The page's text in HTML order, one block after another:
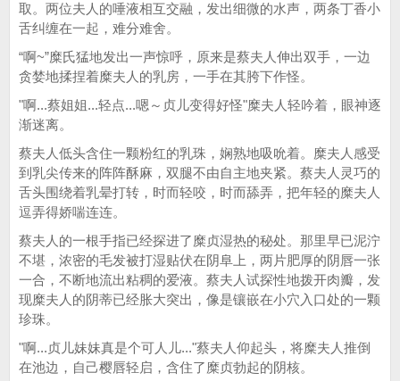
取。两位夫人的唾液相互交融，发出细微的水声，两条丁香小
舌纠缠在一起，难分难舍。
“啊~”糜氏猛地发出一声惊呼，原来是蔡夫人伸出双手，一边
贪婪地揉捏着糜夫人的乳房，一手在其胯下作怪。
"啊...蔡姐姐...轻点...嗯～贞儿变得好怪"糜夫人轻吟着，眼神逐
渐迷离。
蔡夫人低头含住一颗粉红的乳珠，娴熟地吸吮着。糜夫人感受
到乳尖传来的阵阵酥麻，双腿不由自主地夹紧。蔡夫人灵巧的
舌头围绕着乳晕打转，时而轻咬，时而舔弄，把年轻的糜夫人
逗弄得娇喘连连。
蔡夫人的一根手指已经探进了糜贞湿热的秘处。那里早已泥泞
不堪，浓密的毛发被打湿贴伏在阴阜上，两片肥厚的阴唇一张
一合，不断地流出粘稠的爱液。蔡夫人试探性地拨开肉瓣，发
现糜夫人的阴蒂已经胀大突出，像是镶嵌在小穴入口处的一颗
珍珠。
"啊...贞儿妹妹真是个可人儿..."蔡夫人仰起头，将糜夫人推倒
在池边，自己樱唇轻启，含住了糜贞勃起的阴核。